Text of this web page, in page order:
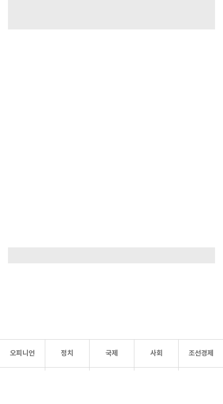
오피니언 정치 국제 사회 조선경제